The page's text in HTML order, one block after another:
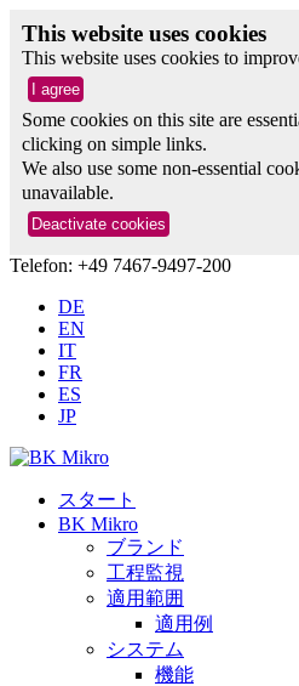
This website uses cookies
This website uses cookies to
Some cookies on this site are
clicking on simple links.
We also use some non-essential
unavailable.
Telefon: +49 7467-9497-200
DE
EN
IT
FR
ES
JP
スタート
BK Mikro
ブランド
工程監視
適用範囲
適用例
システム
機能